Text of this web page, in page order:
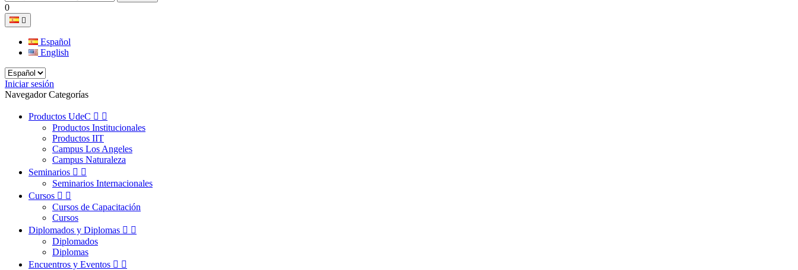
0

Español
English
Iniciar sesión
Navegador Categorías
Productos UdeC  
Productos Institucionales
Productos IIT
Campus Los Angeles
Campus Naturaleza
Seminarios  
Seminarios Internacionales
Cursos  
Cursos de Capacitación
Cursos
Diplomados y Diplomas  
Diplomados
Diplomas
Encuentros y Eventos  